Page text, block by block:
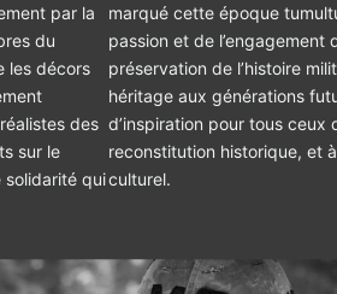
par la
du
les décors
des
sur le
solidarité qui
marqué cette époque
passion et de
préservation de l’histoire
héritage aux générations
d’inspiration pour tous ceux
reconstitution historique, et
culturel.